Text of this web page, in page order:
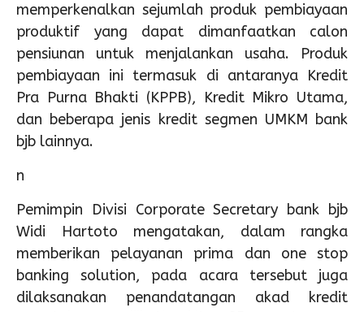
memperkenalkan sejumlah produk pembiayaan
produktif yang dapat dimanfaatkan calon
pensiunan untuk menjalankan usaha. Produk
pembiayaan ini termasuk di antaranya Kredit
Pra Purna Bhakti (KPPB), Kredit Mikro Utama,
dan beberapa jenis kredit segmen UMKM bank
bjb lainnya.
n
Pemimpin Divisi Corporate Secretary bank bjb
Widi Hartoto mengatakan, dalam rangka
memberikan pelayanan prima dan one stop
banking solution, pada acara tersebut juga
dilaksanakan penandatangan akad kredit